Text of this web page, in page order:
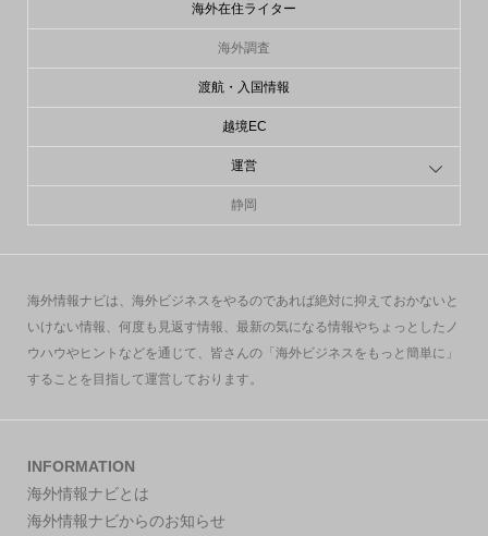
海外在住ライター
海外調査
渡航・入国情報
越境EC
運営
静岡
海外情報ナビは、海外ビジネスをやるのであれば絶対に抑えておかないと
いけない情報、何度も見返す情報、最新の気になる情報やちょっとしたノ
ウハウやヒントなどを通じて、皆さんの「海外ビジネスをもっと簡単に」
することを目指して運営しております。
INFORMATION
海外情報ナビとは
海外情報ナビからのお知らせ